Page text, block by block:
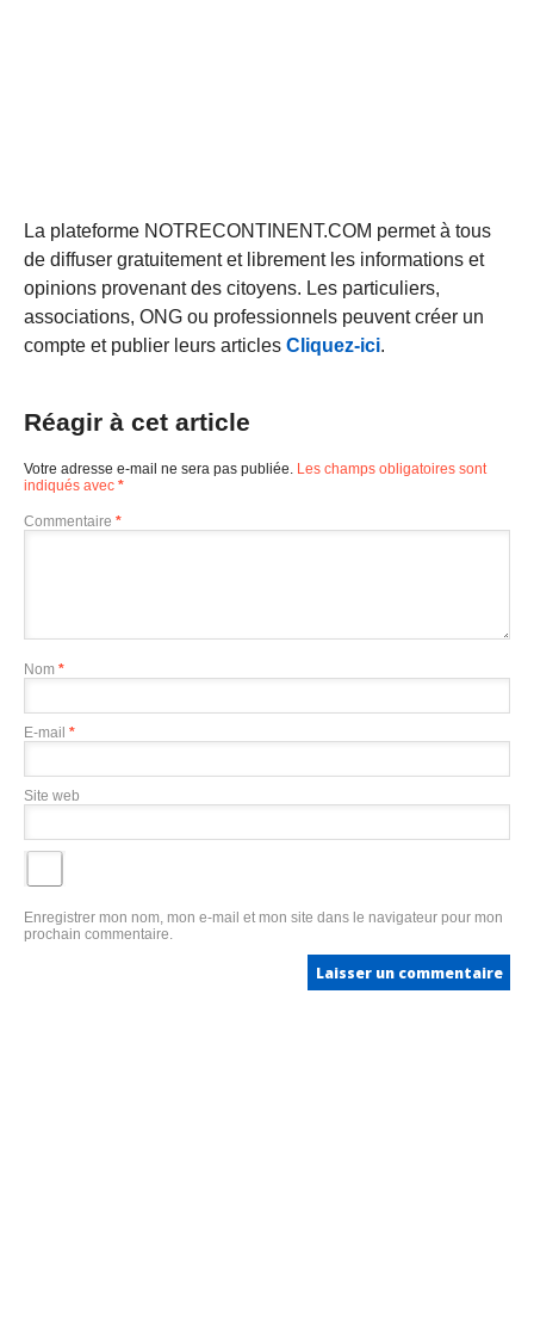
La plateforme NOTRECONTINENT.COM permet à tous
de diffuser gratuitement et librement les informations et
opinions provenant des citoyens. Les particuliers,
associations, ONG ou professionnels peuvent créer un
compte et publier leurs articles Cliquez-ici.
Réagir à cet article
Votre adresse e-mail ne sera pas publiée. Les champs obligatoires sont
indiqués avec *
Commentaire *
Nom *
E-mail *
Site web
Enregistrer mon nom, mon e-mail et mon site dans le navigateur pour mon
prochain commentaire.